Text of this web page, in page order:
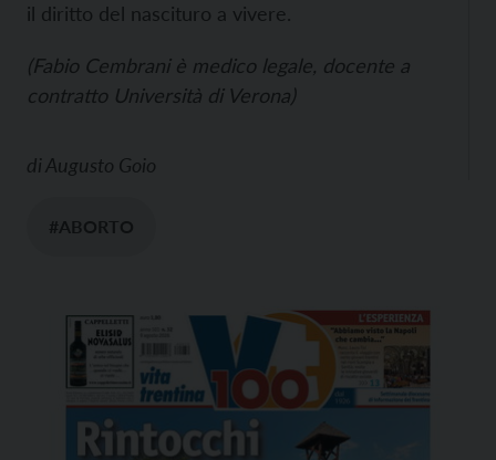
il diritto del nascituro a vivere.
(Fabio Cembrani è medico legale, docente a
contratto Università di Verona)
diAugusto Goio
#ABORTO